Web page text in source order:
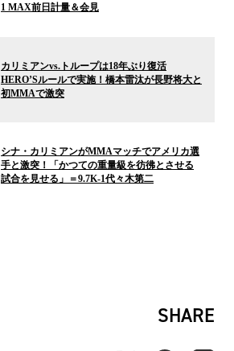
1 MAX前日計量＆会見
カリミアンvs.トループは18年ぶり復活
HERO’Sルールで実施！橋本雷汰が長野将大と
初MMAで激突
シナ・カリミアンがMMAマッチでアメリカ選
手と激突！「かつての重量級を彷彿とさせる
試合を見せる」＝9.7K-1代々木第二
SHARE